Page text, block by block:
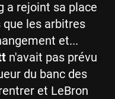
a rejoint sa place
que les arbitres
et...
n'avait pas prévu
du banc des
et LeBron